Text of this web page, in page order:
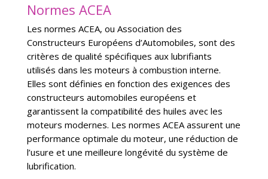
Normes ACEA
Les normes ACEA, ou Association des
Constructeurs Européens d’Automobiles, sont des
critères de qualité spécifiques aux lubrifiants
utilisés dans les moteurs à combustion interne.
Elles sont définies en fonction des exigences des
constructeurs automobiles européens et
garantissent la compatibilité des huiles avec les
moteurs modernes. Les normes ACEA assurent une
performance optimale du moteur, une réduction de
l’usure et une meilleure longévité du système de
lubrification.